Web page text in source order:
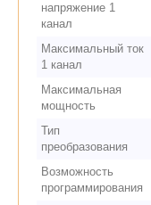
напряжение 1
канал
Максимальный ток
1 канал
Максимальная
мощность
Тип
преобразования
Возможность
программирования